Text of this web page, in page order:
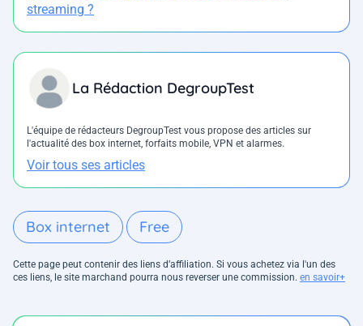
streaming ?
La Rédaction DegroupTest
L'équipe de rédacteurs DegroupTest vous propose des articles sur
l'actualité des box internet, forfaits mobile, VPN et alarmes.
Voir tous ses articles
Box internet Free
Cette page peut contenir des liens d’affiliation. Si vous achetez via l'un des
ces liens, le site marchand pourra nous reverser une commission. en savoir+